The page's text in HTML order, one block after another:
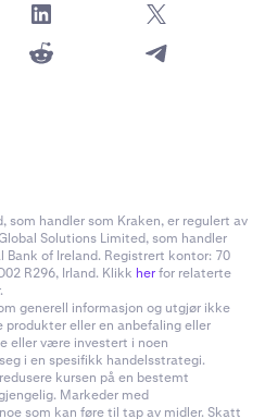
som handler som Kraken, er regulert av
Solutions Limited, som handler
Bank of Ireland. Registrert kontor: 70
R296, Irland. Klikk herfor relaterte
generell informasjon og utgjør ikke
produkter eller en anbefaling eller
eller være investert i noen
i en spesifikk handelsstrategi.
kursen på en bestemt
Markeder med
som kan føre til tap av midler. Skatt